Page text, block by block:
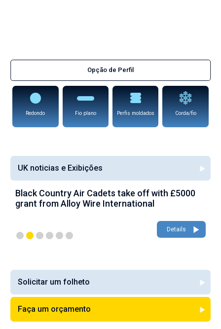
Opção de Perfil
Redondo Fio plano Perfis moldados Corda/fio
UK noticias e Exibições
Black Country Air Cadets take off with £5000
grant from Alloy Wire International
Details
Solicitar um folheto
Faça um orçamento